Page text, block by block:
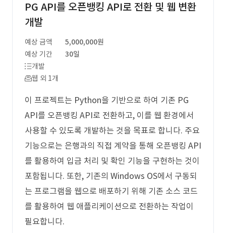
PG API를 오픈뱅킹 API로 전환 및 웹 변환
개발
예상 금액
5,000,000원
예상 기간
30일
개발
웹 외 1개
이 프로젝트는 Python을 기반으로 하여 기존 PG
API를 오픈뱅킹 API로 전환하고, 이를 웹 환경에서
사용할 수 있도록 개발하는 것을 목표로 합니다. 주요
기능으로는 은행과의 직접 계약을 통해 오픈뱅킹 API
를 활용하여 입금 처리 및 확인 기능을 구현하는 것이
포함됩니다. 또한, 기존의 Windows OS에서 구동되
는 프로그램을 웹으로 배포하기 위해 기존 소스 코드
를 활용하여 웹 애플리케이션으로 전환하는 작업이
필요합니다.